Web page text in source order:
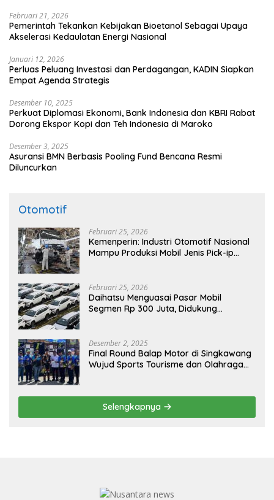
Februari 21, 2026
Pemerintah Tekankan Kebijakan Bioetanol Sebagai Upaya
Akselerasi Kedaulatan Energi Nasional
Januari 12, 2026
Perluas Peluang Investasi dan Perdagangan, KADIN Siapkan
Empat Agenda Strategis
Desember 10, 2025
Perkuat Diplomasi Ekonomi, Bank Indonesia dan KBRI Rabat
Dorong Ekspor Kopi dan Teh Indonesia di Maroko
Desember 3, 2025
Asuransi BMN Berbasis Pooling Fund Bencana Resmi
Diluncurkan
Otomotif
Februari 25, 2026
Kemenperin: Industri Otomotif Nasional
Mampu Produksi Mobil Jenis Pick-ip
Februari 25, 2026
Daihatsu Menguasai Pasar Mobil
Segmen Rp 300 Juta, Didukung
Desember 2, 2025
Final Round Balap Motor di Singkawang
Wujud Sports Tourisme dan Olahraga
Selengkapnya